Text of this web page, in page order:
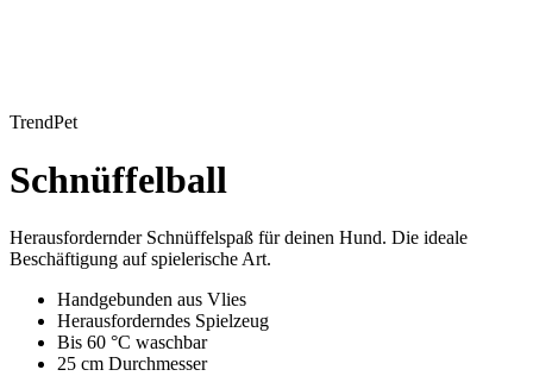
TrendPet
Schnüffelball
Herausfordernder Schnüffelspaß für deinen Hund. Die ideale
Beschäftigung auf spielerische Art.
Handgebunden aus Vlies
Herausforderndes Spielzeug
Bis 60 °C waschbar
25 cm Durchmesser